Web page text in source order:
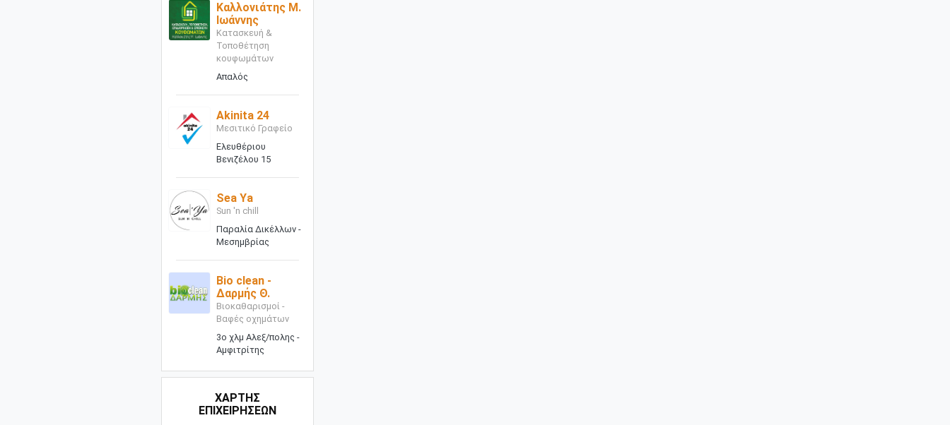
Καλλονιάτης Μ.
Ιωάννης
Κατασκευή &
Τοποθέτηση
κουφωμάτων
Απαλός
Akinita 24
Μεσιτικό Γραφείο
Ελευθέριου
Βενιζέλου 15
Sea Ya
Sun 'n chill
Παραλία Δικέλλων -
Μεσημβρίας
Bio clean -
Δαρμής Θ.
Βιοκαθαρισμοί -
Βαφές οχημάτων
3ο χλμ Αλεξ/πολης -
Αμφιτρίτης
ΧΑΡΤΗΣ
ΕΠΙΧΕΙΡΗΣΕΩΝ